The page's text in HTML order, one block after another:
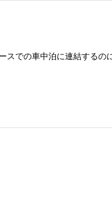
での車中泊に連結する